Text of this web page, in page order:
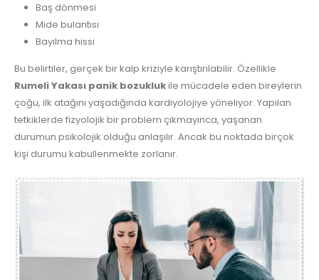
Baş dönmesi
Mide bulantısı
Bayılma hissi
Bu belirtiler, gerçek bir kalp kriziyle karıştırılabilir. Özellikle
Rumeli Yakası panik bozuklukile mücadele eden bireylerin
çoğu, ilk atağını yaşadığında kardiyolojiye yöneliyor. Yapılan
tetkiklerde fizyolojik bir problem çıkmayınca, yaşanan
durumun psikolojik olduğu anlaşılır. Ancak bu noktada birçok
kişi durumu kabullenmekte zorlanır.